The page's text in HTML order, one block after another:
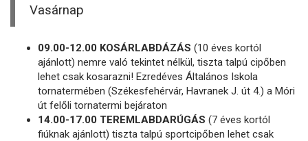
Vasárnap
09.00-12.00 KOSÁRLABDÁZÁS (10 éves kortól
ajánlott) nemre való tekintet nélkül, tiszta talpú cipőben
lehet csak kosarazni! Ezredéves Általános Iskola
tornatermében (Székesfehérvár, Havranek J. út 4.) a Móri
út felőli tornatermi bejáraton
14.00-17.00 TEREMLABDARÚGÁS (7 éves kortól
fiúknak ajánlott) tiszta talpú sportcipőben lehet csak